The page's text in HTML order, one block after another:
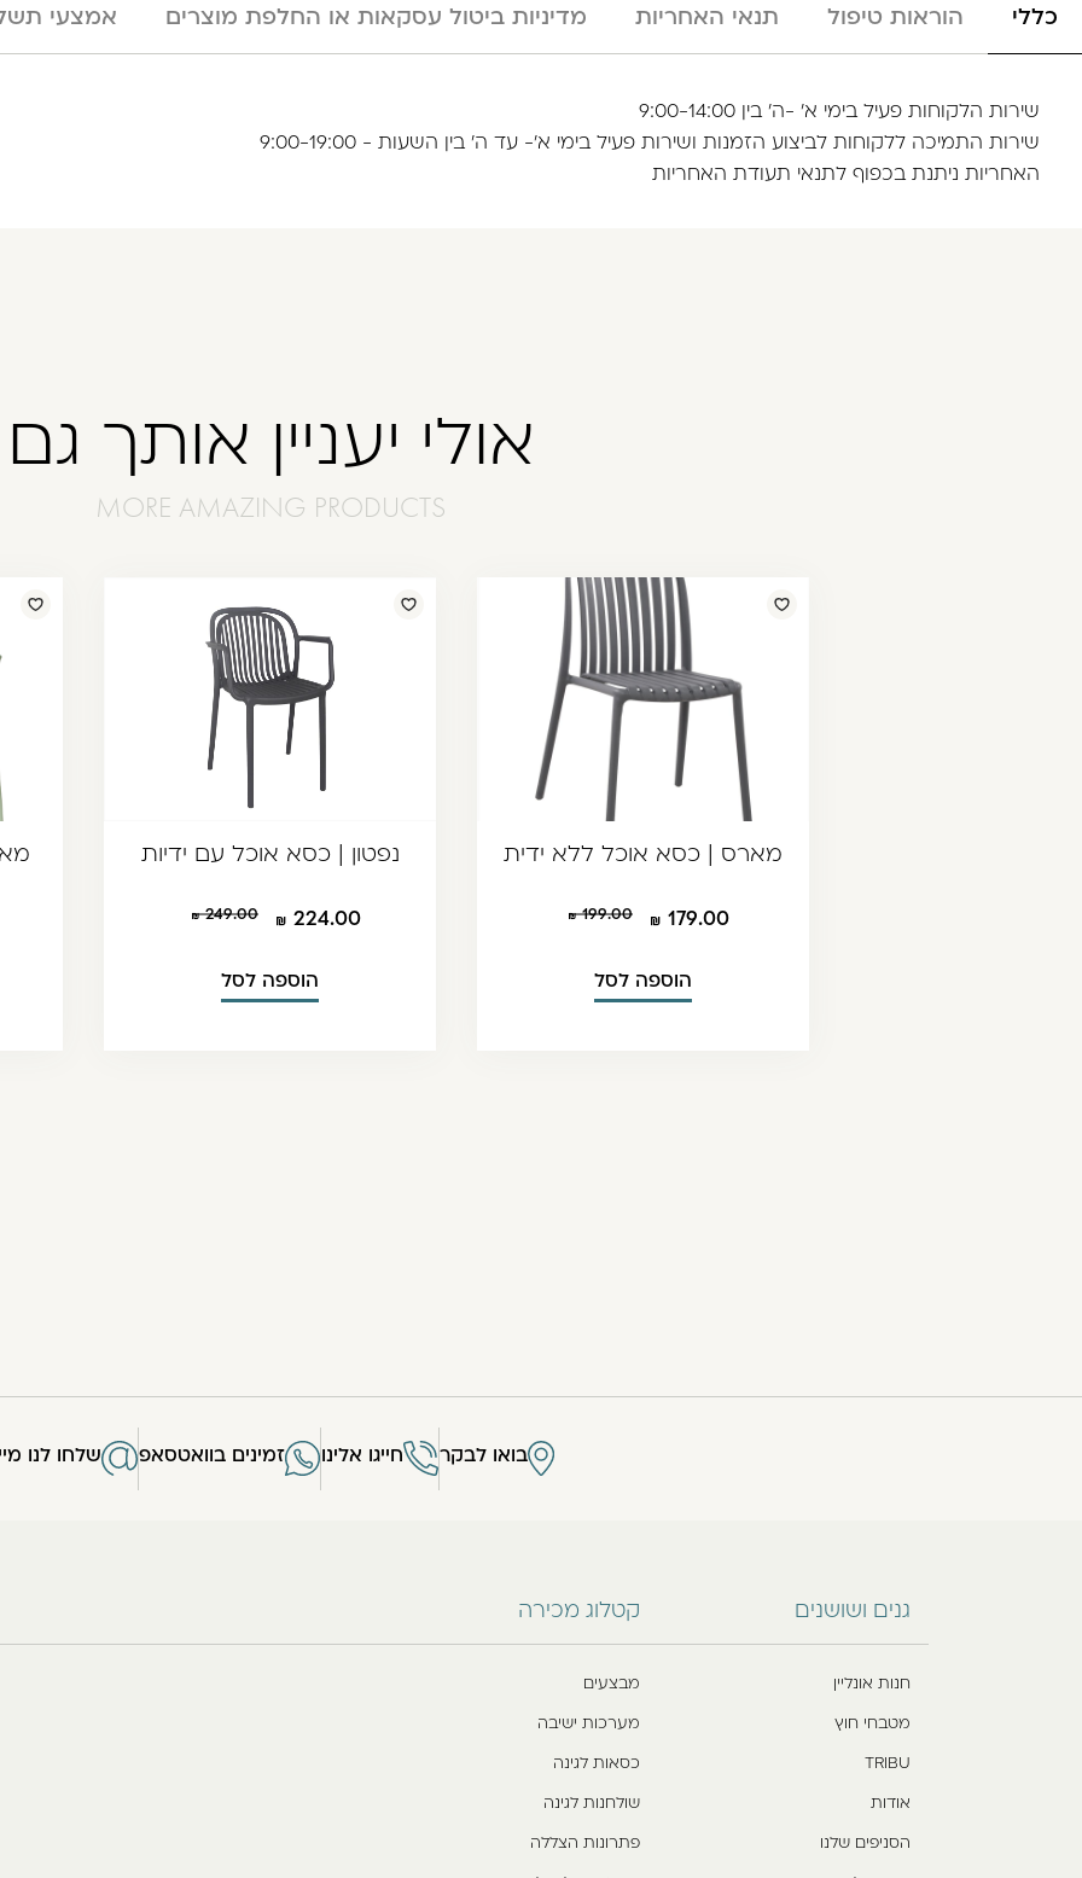
כללי הוראות טיפול תנאי האחריות מדיניות ביטול עסקאות או החלפת מוצרים אמצעי
שירות הלקוחות פעיל בימי א' -ה' בין 9:00-14:00
שירות התמיכה ללקוחות לביצוע הזמנות ושירות פעיל בימי א'- עד ה' בין השעות - 9:00-19:00
האחריות ניתנת בכפוף לתנאי תעודת האחריות
אולי יעניין אותך גם
מארס | כסא אוכל ללא ידית
179.00
199.00
הוספה לסל
נפטון | כסא אוכל עם ידיות
224.00
249.00
הוספה לסל
גנים ושושנים
חנות אונליין
מטבחי חוץ
TRIBU
אודות
הסניפים שלנו
קטלוג מכירה
מבצעים
מערכות ישיבה
כסאות לגינה
שולחנות לגינה
פתרונות הצללה
בואו לבקר חייגו אלינו זמינים בוואטסאפ שלחו לנו